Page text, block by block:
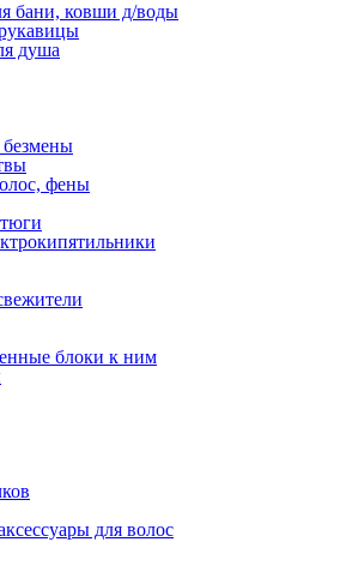
бани, ковши д/воды
душа
фены
блоки к ним
для волос